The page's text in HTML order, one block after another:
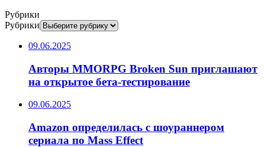
Рубрики
Рубрики
09.06.2025
Авторы MMORPG Broken Sun приглашают
на открытое бета-тестирование
09.06.2025
Amazon определилась с шоураннером
сериала по Mass Effect